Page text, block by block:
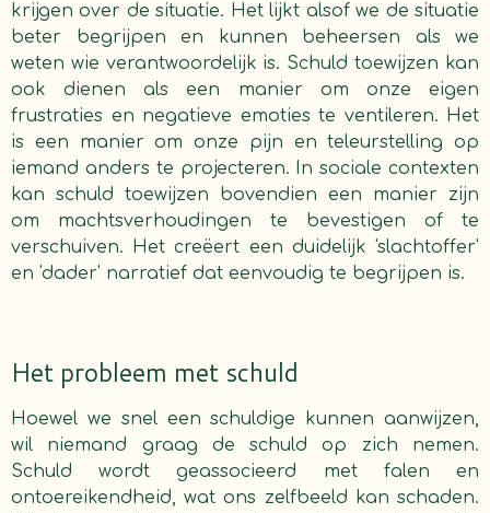
krijgen over de situatie. Het lijkt alsof we de situatie
beter begrijpen en kunnen beheersen als we
weten wie verantwoordelijk is. Schuld toewijzen kan
ook dienen als een manier om onze eigen
frustraties en negatieve emoties te ventileren. Het
is een manier om onze pijn en teleurstelling op
iemand anders te projecteren. In sociale contexten
kan schuld toewijzen bovendien een manier zijn
om machtsverhoudingen te bevestigen of te
verschuiven. Het creëert een duidelijk 'slachtoffer'
en 'dader' narratief dat eenvoudig te begrijpen is.
Het probleem met schuld
Hoewel we snel een schuldige kunnen aanwijzen,
wil niemand graag de schuld op zich nemen.
Schuld wordt geassocieerd met falen en
ontoereikendheid, wat ons zelfbeeld kan schaden.